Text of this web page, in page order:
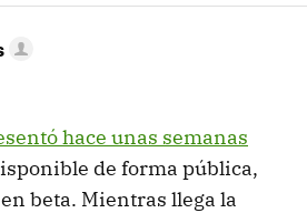
hace unas semanas
de forma pública,
beta. Mientras llega la